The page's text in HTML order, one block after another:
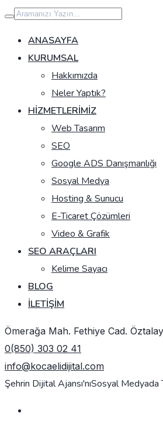
İçeriğe
geç
ANASAYFA
KURUMSAL
Hakkımızda
Neler Yaptık?
HIZMETLERIMIZ
Web Tasarım
SEO
Google ADS Danışmanlığı
Sosyal Medya
Hosting & Sunucu
E-Ticaret Çözümleri
Video & Grafik
SEO ARAÇLARI
Kelime Sayacı
BLOG
İLETIŞIM
Ömerağa Mah. Fethiye Cad.
0(850) 303 02 41
info@kocaelidijital.com
Şehrin Dijital Ajansı'nıSosyal Medyada